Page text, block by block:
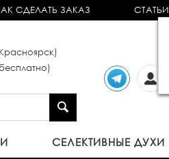
СДЕЛАТЬ ЗАКАЗ СТАТЬИ
СЕЛЕКТИВНЫЕ ДУХИ